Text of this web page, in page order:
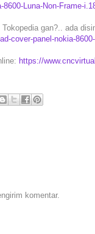
Luna-Non-Frame-
gan?.. ada
cover-panel-nokia-
https://
komentar.